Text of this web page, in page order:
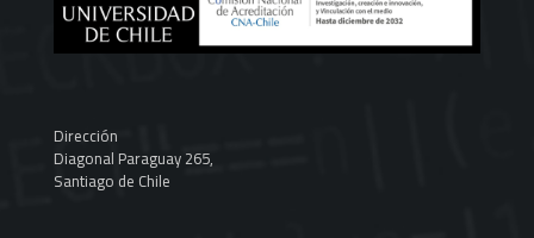
Dirección
Diagonal Paraguay 265,
Santiago de Chile